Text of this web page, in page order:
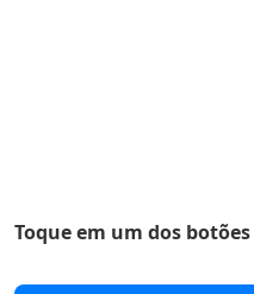
Toque em um dos botões